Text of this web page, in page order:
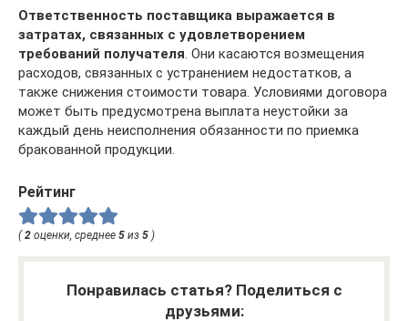
Ответственность поставщика выражается в
затратах, связанных с удовлетворением
требований получателя. Они касаются возмещения
расходов, связанных с устранением недостатков, а
также снижения стоимости товара. Условиями договора
может быть предусмотрена выплата неустойки за
каждый день неисполнения обязанности по приемка
бракованной продукции.
Рейтинг
(2 оценки, среднее 5 из 5 )
Понравилась статья? Поделиться с
друзьями: